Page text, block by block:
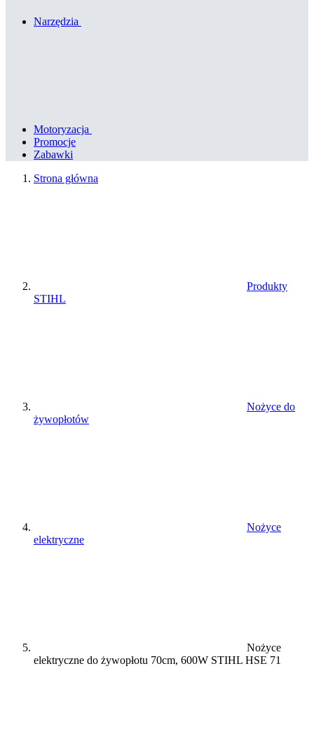
Narzędzia
Motoryzacja
Promocje
Zabawki
Strona główna
Produkty
STIHL
Nożyce do
żywopłotów
Nożyce
elektryczne
Nożyce
elektryczne do żywopłotu 70cm, 600W STIHL HSE 71